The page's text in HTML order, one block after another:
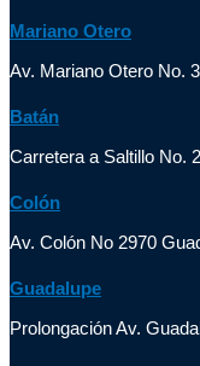
Mariano Otero
Av. Mariano Otero No.
Batán
Carretera a Saltillo No.
Colón
Av. Colón No 2970
Guadalupe
Prolongación Av.